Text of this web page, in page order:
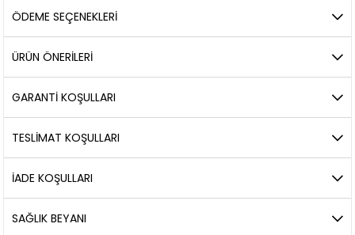
ÖDEME SEÇENEKLERI
ÜRÜN ÖNERILERI
GARANTİ KOŞULLARI
TESLİMAT KOŞULLARI
İADE KOŞULLARI
SAĞLIK BEYANI